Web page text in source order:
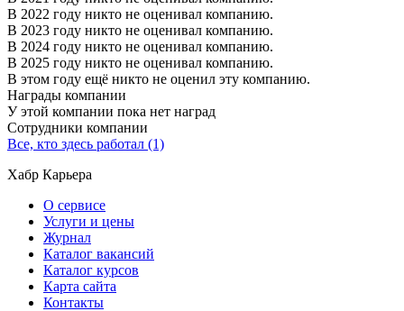
В 2022 году никто не оценивал компанию.
В 2023 году никто не оценивал компанию.
В 2024 году никто не оценивал компанию.
В 2025 году никто не оценивал компанию.
В этом году ещё никто не оценил эту компанию.
Награды компании
У этой компании пока нет наград
Сотрудники компании
Все, кто здесь работал (1)
Хабр Карьера
О сервисе
Услуги и цены
Журнал
Каталог вакансий
Каталог курсов
Карта сайта
Контакты